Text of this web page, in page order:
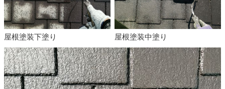
屋根塗装下塗り 屋根塗装中塗り